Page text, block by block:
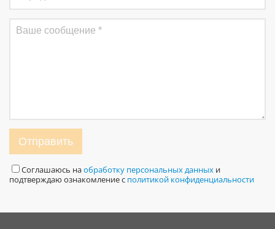
Отправить
Соглашаюсь наобработку персональных данных и
подтверждаю ознакомление с политикой конфиденциальности